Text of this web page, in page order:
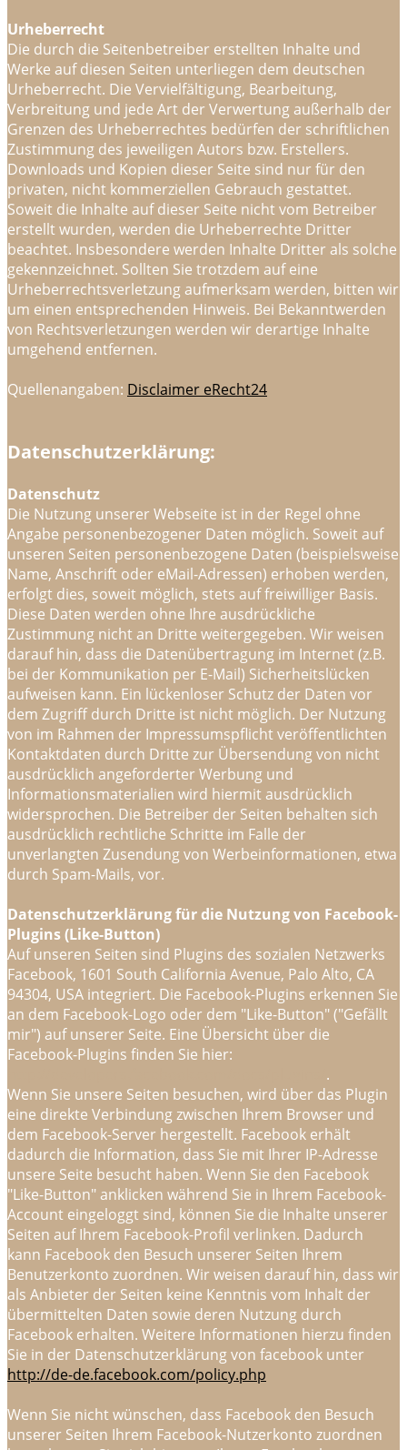
Urheberrecht
Die durch die Seitenbetreiber erstellten Inhalte und
Werke auf diesen Seiten unterliegen dem deutschen
Urheberrecht. Die Vervielfältigung, Bearbeitung,
Verbreitung und jede Art der Verwertung außerhalb der
Grenzen des Urheberrechtes bedürfen der schriftlichen
Zustimmung des jeweiligen Autors bzw. Erstellers.
Downloads und Kopien dieser Seite sind nur für den
privaten, nicht kommerziellen Gebrauch gestattet.
Soweit die Inhalte auf dieser Seite nicht vom Betreiber
erstellt wurden, werden die Urheberrechte Dritter
beachtet. Insbesondere werden Inhalte Dritter als solche
gekennzeichnet. Sollten Sie trotzdem auf eine
Urheberrechtsverletzung aufmerksam werden, bitten wir
um einen entsprechenden Hinweis. Bei Bekanntwerden
von Rechtsverletzungen werden wir derartige Inhalte
umgehend entfernen.
Quellenangaben: Disclaimer eRecht24
Datenschutzerklärung:
Datenschutz
Die Nutzung unserer Webseite ist in der Regel ohne
Angabe personenbezogener Daten möglich. Soweit auf
unseren Seiten personenbezogene Daten (beispielsweise
Name, Anschrift oder eMail-Adressen) erhoben werden,
erfolgt dies, soweit möglich, stets auf freiwilliger Basis.
Diese Daten werden ohne Ihre ausdrückliche
Zustimmung nicht an Dritte weitergegeben. Wir weisen
darauf hin, dass die Datenübertragung im Internet (z.B.
bei der Kommunikation per E-Mail) Sicherheitslücken
aufweisen kann. Ein lückenloser Schutz der Daten vor
dem Zugriff durch Dritte ist nicht möglich. Der Nutzung
von im Rahmen der Impressumspflicht veröffentlichten
Kontaktdaten durch Dritte zur Übersendung von nicht
ausdrücklich angeforderter Werbung und
Informationsmaterialien wird hiermit ausdrücklich
widersprochen. Die Betreiber der Seiten behalten sich
ausdrücklich rechtliche Schritte im Falle der
unverlangten Zusendung von Werbeinformationen, etwa
durch Spam-Mails, vor.
Datenschutzerklärung für die Nutzung von Facebook-
Plugins (Like-Button)
Auf unseren Seiten sind Plugins des sozialen Netzwerks
Facebook, 1601 South California Avenue, Palo Alto, CA
94304, USA integriert. Die Facebook-Plugins erkennen Sie
an dem Facebook-Logo oder dem "Like-Button" ("Gefällt
mir") auf unserer Seite. Eine Übersicht über die
Facebook-Plugins finden Sie hier:
.
Wenn Sie unsere Seiten besuchen, wird über das Plugin
eine direkte Verbindung zwischen Ihrem Browser und
dem Facebook-Server hergestellt. Facebook erhält
dadurch die Information, dass Sie mit Ihrer IP-Adresse
unsere Seite besucht haben. Wenn Sie den Facebook
"Like-Button" anklicken während Sie in Ihrem Facebook-
Account eingeloggt sind, können Sie die Inhalte unserer
Seiten auf Ihrem Facebook-Profil verlinken. Dadurch
kann Facebook den Besuch unserer Seiten Ihrem
Benutzerkonto zuordnen. Wir weisen darauf hin, dass wir
als Anbieter der Seiten keine Kenntnis vom Inhalt der
übermittelten Daten sowie deren Nutzung durch
Facebook erhalten. Weitere Informationen hierzu finden
Sie in der Datenschutzerklärung von facebook unter
http://de-de.facebook.com/policy.php
Wenn Sie nicht wünschen, dass Facebook den Besuch
unserer Seiten Ihrem Facebook-Nutzerkonto zuordnen